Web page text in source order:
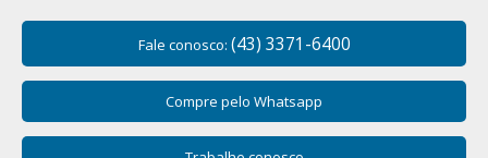
Os fios Piratininga também são excelentes para a confecção
de diversos tipos de acessórios. Em geral, também contam
com fios firmes e com boa torção, além de garantir
durabilidade com fios bem macios que não perdem o brilho
Fale conosco: (43) 3371-6400
Compre pelo Whatsapp